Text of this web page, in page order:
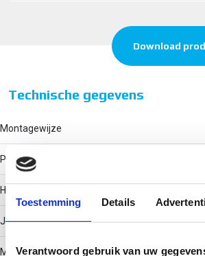
Toestemming Details
Verantwoord gebruik van uw
Download
Technische gegevens
Montagewijze
Profielrail
Halogeenvrij
Ja
Max. aantal kabels